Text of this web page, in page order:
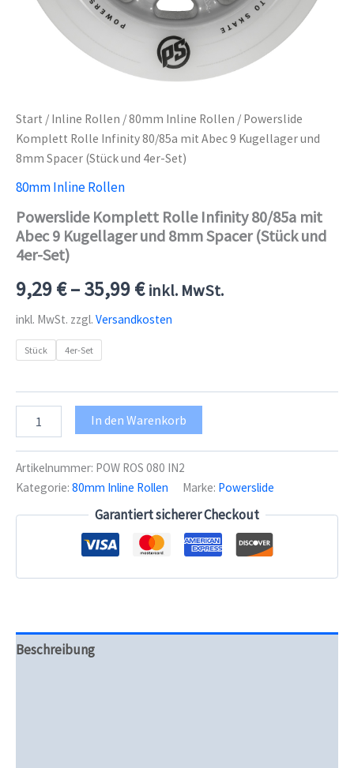
Start / Inline Rollen /80mm Inline Rollen / Powerslide
Komplett Rolle Infinity 80/85a mit Abec 9 Kugellager und
8mm Spacer (Stück und 4er-Set)
80mm Inline Rollen
Powerslide Komplett Rolle Infinity 80/85a mit
Abec 9 Kugellager und 8mm Spacer (Stück und
4er-Set)
9,29€–35,99€ inkl. MwSt.
inkl. MwSt. zzgl. Versandkosten
Stück 4er-Set
Komplett
Infinity
80/85a
mit
4er-
Set)
In den Warenkorb
Artikelnummer: POW ROS 080 IN2
Kategorie: 80mm Inline Rollen Marke: Powerslide
Garantiert sicherer Checkout
Beschreibung